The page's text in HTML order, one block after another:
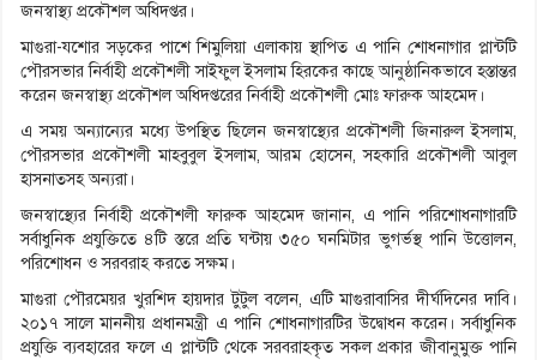
জনস্বাস্থ্য প্রকৌশল অধিদপ্তর।
মাগুরা-যশোর সড়কের পাশে শিমুলিয়া এলাকায় স্থাপিত এ পানি শোধনাগার প্লান্টটি
পৌরসভার নির্বাহী প্রকৌশলী সাইফুল ইসলাম হিরকের কাছে আনুষ্ঠানিকভাবে হস্তান্তর
করেন জনস্বাস্থ্য প্রকৌশল অধিদপ্তরের নির্বাহী প্রকৌশলী মোঃ ফারুক আহমেদ।
এ সময় অন্যান্যের মধ্যে উপস্থিত ছিলেন জনস্বাস্থ্যের প্রকৌশলী জিনারুল ইসলাম,
পৌরসভার প্রকৌশলী মাহবুবুল ইসলাম, আরম হোসেন, সহকারি প্রকৌশলী আবুল
হাসনাতসহ অন্যরা।
জনস্বাস্থ্যের নির্বাহী প্রকৌশলী ফারুক আহমেদ জানান, এ পানি পরিশোধনাগারটি
সর্বাধুনিক প্রযুক্তিতে ৪টি স্তরে প্রতি ঘন্টায় ৩৫০ ঘনমিটার ভুগর্ভস্থ পানি উত্তোলন,
পরিশোধন ও সরবরাহ করতে সক্ষম।
মাগুরা পৌরমেয়র খুরশিদ হায়দার টুটুল বলেন, এটি মাগুরাবাসির দীর্ঘদিনের দাবি।
২০১৭ সালে মাননীয় প্রধানমন্ত্রী এ পানি শোধনাগারটির উদ্বোধন করেন। সর্বাধুনিক
প্রযুক্তি ব্যবহারের ফলে এ প্লান্টটি থেকে সরবরাহকৃত সকল প্রকার জীবানুমুক্ত পানি